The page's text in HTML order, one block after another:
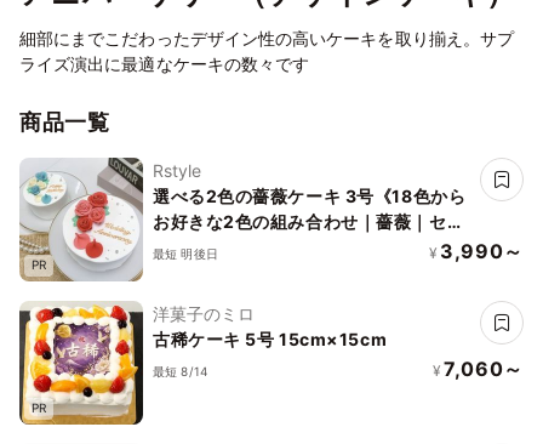
細部にまでこだわったデザイン性の高いケーキを取り揃え。サプ
ライズ演出に最適なケーキの数々です
商品一覧
PR
Rstyle
選べる2色の薔薇ケーキ 3号《18色から
お好きな2色の組み合わせ｜薔薇｜セン
イルケーキ｜メッセージ｜韓国》
最短 明後日 ¥ 3,990～
PR
洋菓子のミロ
古稀ケーキ 5号 15cm×15cm
最短 8/14 ¥ 7,060～